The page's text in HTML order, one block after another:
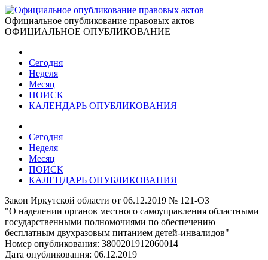
Официальное опубликование правовых актов
ОФИЦИАЛЬНОЕ ОПУБЛИКОВАНИЕ
Сегодня
Неделя
Месяц
ПОИСК
КАЛЕНДАРЬ ОПУБЛИКОВАНИЯ
Сегодня
Неделя
Месяц
ПОИСК
КАЛЕНДАРЬ ОПУБЛИКОВАНИЯ
Закон Иркутской области от 06.12.2019 № 121-ОЗ
"О наделении органов местного самоуправления областными
государственными полномочиями по обеспечению
бесплатным двухразовым питанием детей-инвалидов"
Номер опубликования: 3800201912060014
Дата опубликования: 06.12.2019